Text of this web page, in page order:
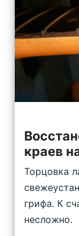
краев
Торцовка
грифа. К
несложно.